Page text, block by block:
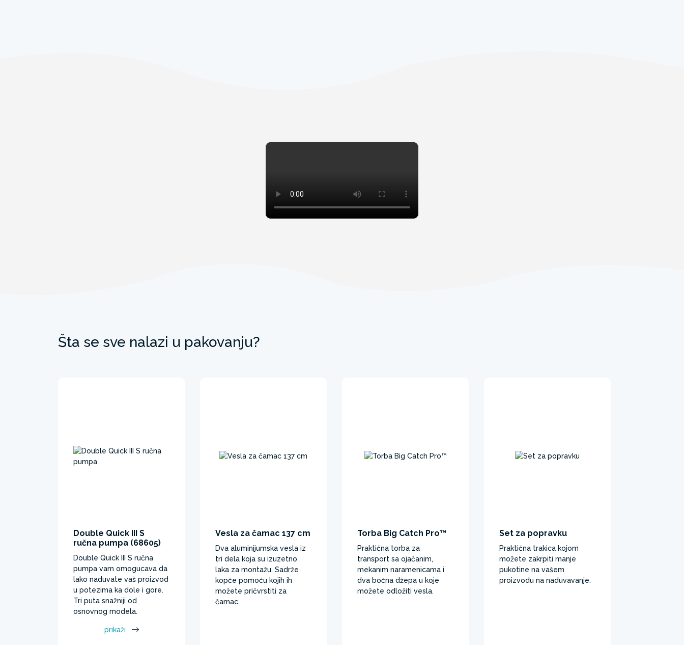
Šta se sve nalazi u pakovanju?
Double Quick III S
ručna pumpa (68605)
Double Quick III S ručna
pumpa vam omogucava da
lako naduvate vaš proizvod
u potezima ka dole i gore.
Tri puta snažniji od
osnovnog modela.​
prikaži
Vesla za čamac 137 cm
Dva aluminijumska vesla iz
tri dela koja su izuzetno
laka za montažu. Sadrže
kopče pomoću kojih ih
možete pričvrstiti za
čamac.
Torba Big Catch Pro™
Praktična torba za
transport sa ojačanim,
mekanim naramenicama i
dva bočna džepa u koje
možete odložiti vesla.
Set za popravku
Praktična trakica kojom
možete zakrpiti manje
pukotine na vašem
proizvodu na naduvavanje.